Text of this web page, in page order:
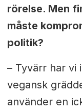
rörelse. Men
måste
politik?
– Tyvärr har vi
vegansk
använder en